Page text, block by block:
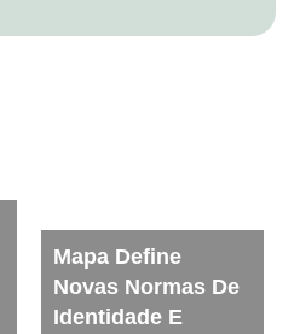
Mapa Define
Novas Normas De
Identidade E